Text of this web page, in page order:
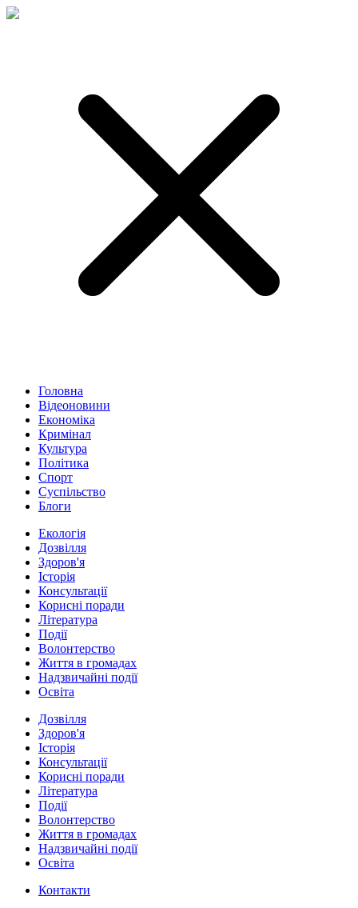
Головна
Відеоновини
Економіка
Кримінал
Культура
Політика
Спорт
Суспільство
Блоги
Екологія
Дозвілля
Здоров'я
Історія
Консультації
Корисні поради
Література
Події
Волонтерство
Життя в громадах
Надзвичайні події
Освіта
Дозвілля
Здоров'я
Історія
Консультації
Корисні поради
Література
Події
Волонтерство
Життя в громадах
Надзвичайні події
Освіта
Контакти